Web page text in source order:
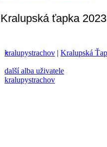
Kralupská ťapka 2023